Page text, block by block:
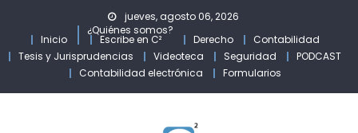
content
jueves, agosto 06, 2026
Inicio
¿Quiénes somos?
Escribe en C² Derecho
Contabilidad
Tesis y Jurisprudencias
Videoteca Seguridad
PODCAST
Contabilidad electrónica
Formularios